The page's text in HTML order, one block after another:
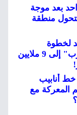
في يوم واحد بعد موجة
منطقة
لخطوة
تاريخية.. زيادة سعة خط "شرق-غرب" إلى 9 ملايين
أنابيب
المعركة مع